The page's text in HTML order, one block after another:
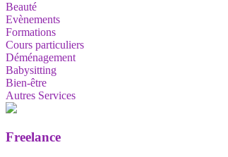
Beauté
Evènements
Formations
Cours particuliers
Déménagement
Babysitting
Bien-être
Autres Services
Freelance